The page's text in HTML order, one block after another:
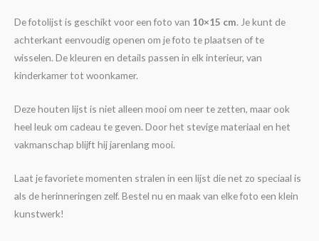
De fotolijst is geschikt voor een foto van 10×15 cm. Je kunt de
achterkant eenvoudig openen om je foto te plaatsen of te
wisselen. De kleuren en details passen in elk interieur, van
kinderkamer tot woonkamer.
Deze houten lijst is niet alleen mooi om neer te zetten, maar ook
heel leuk om cadeau te geven. Door het stevige materiaal en het
vakmanschap blijft hij jarenlang mooi.
Laat je favoriete momenten stralen in een lijst die net zo speciaal is
als de herinneringen zelf. Bestel nu en maak van elke foto een klein
kunstwerk!